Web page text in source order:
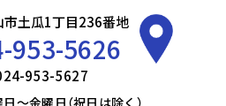
土瓜1丁目236番地
953-5626
953-5627
日～金曜日（祝日は除く）